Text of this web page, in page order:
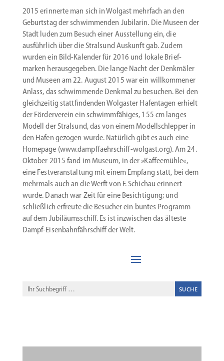
2015 erinnerte man sich in Wolgast mehrfach an den
Geburtstag der schwim­menden Jubilarin. Die Museen der
Stadt luden zum Besuch einer Ausstellung ein, die
ausführlich über die Stralsund Auskunft gab. Zudem
wurden ein Bild-Kalender für 2016 und lokale Brief­
marken heraus­ge­geben. Die lange Nacht der Denkmäler
und Museen am 22. August 2015 war ein willkom­mener
Anlass, das schwim­mende Denkmal zu besuchen. Bei den
gleich­zeitig statt­fin­denden Wolgaster Hafen­tagen erhielt
der Förder­verein ein schwimm­fä­higes, 155 cm langes
Modell der Stralsund, das von einem Modell­schlepper in
den Hafen gezogen wurde. Natürlich gibt es auch eine
Homepage (www.dampffaehrschiff-wolgast.org). Am 24.
Oktober 2015 fand im Museum, in der »Kaffee­mühle«,
eine Festver­an­staltung mit einem Empfang statt, bei dem
mehrmals auch an die Werft von F. Schichau erinnert
wurde. Danach war Zeit für eine Besich­tigung; und
schließlich erfreute die Besucher ein buntes Programm
auf dem Jubilä­ums­schiff. Es ist inzwi­schen das älteste
Dampf-Eisenbahnfährschiff der Welt.